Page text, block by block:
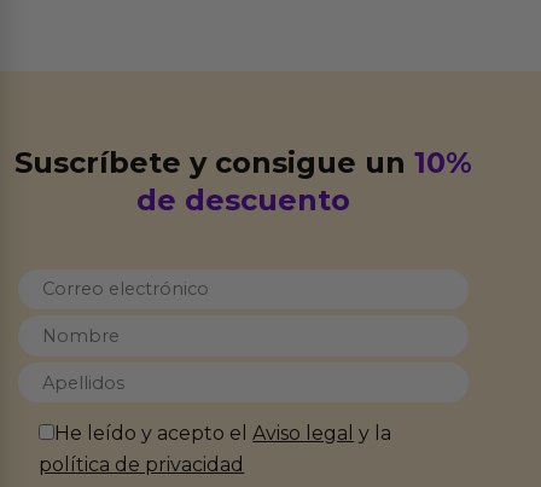
Suscríbete y consigue un10%
de descuento
He leído y acepto elAviso legal y la
política de privacidad